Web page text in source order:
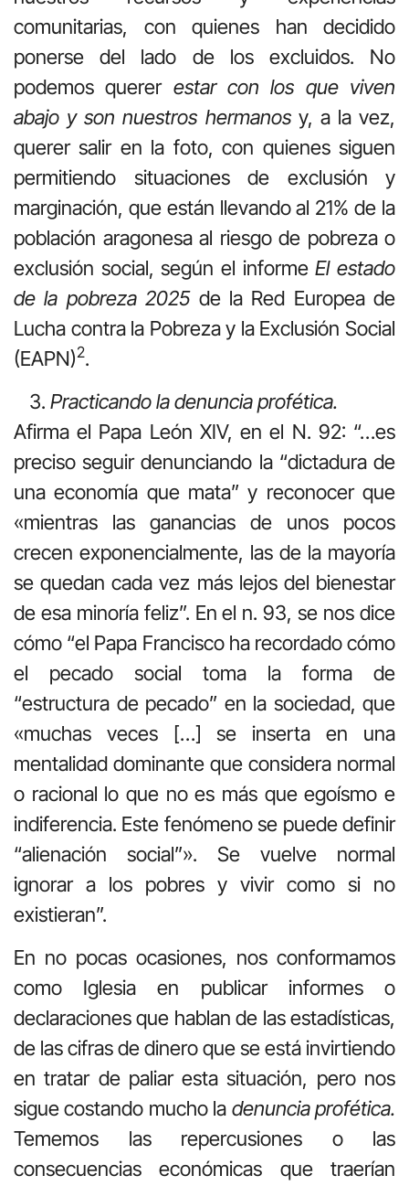
comunitarias, con quienes han decidido
ponerse del lado de los excluidos. No
podemos querer estar con los que viven
abajo y son nuestros hermanos y, a la vez,
querer salir en la foto, con quienes siguen
permitiendo situaciones de exclusión y
marginación, que están llevando al 21% de la
población aragonesa al riesgo de pobreza o
exclusión social, según el informeEl estado
de la pobreza 2025 de la Red Europea de
Lucha contra la Pobreza y la Exclusión Social
(EAPN)2.
Practicandoladenunciaprofética.
Afirma el Papa León XIV, en el N. 92: “…es
preciso seguir denunciando la “dictadura de
una economía que mata” y reconocer que
«mientras las ganancias de unos pocos
crecen exponencialmente, las de la mayoría
se quedan cada vez más lejos del bienestar
de esa minoría feliz”. En el n. 93, se nos dice
cómo “el Papa Francisco ha recordado cómo
el pecado social toma la forma de
“estructura de pecado” en la sociedad, que
«muchas veces […] se inserta en una
mentalidad dominante que considera normal
o racional lo que no es más que egoísmo e
indiferencia. Este fenómeno se puede definir
“alienación social”». Se vuelve normal
ignorar a los pobres y vivir como si no
existieran”.
En no pocas ocasiones, nos conformamos
como Iglesia en publicar informes o
declaraciones que hablan de las estadísticas,
de las cifras de dinero que se está invirtiendo
en tratar de paliar esta situación, pero nos
sigue costando mucho la denuncia profética.
Tememos las repercusiones o las
consecuencias económicas que traerían